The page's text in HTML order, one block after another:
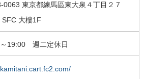
0063 東京都練馬區東大泉４丁目２７
SFC 大樓1F
19:00 週二定休日